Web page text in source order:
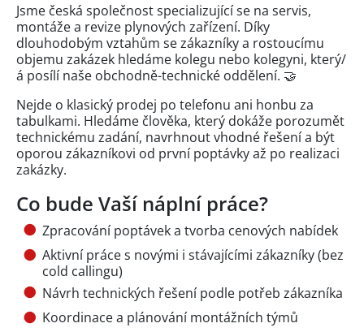
Jsme česká společnost specializující se na servis,
montáže a revize plynových zařízení. Díky
dlouhodobým vztahům se zákazníky a rostoucímu
objemu zakázek hledáme kolegu nebo kolegyni, který/
á posílí naše obchodně-technické oddělení. 🤝
Nejde o klasický prodej po telefonu ani honbu za
tabulkami. Hledáme člověka, který dokáže porozumět
technickému zadání, navrhnout vhodné řešení a být
oporou zákazníkovi od první poptávky až po realizaci
zakázky.
Co bude Vaší náplní práce?
Zpracování poptávek a tvorba cenových nabídek
Aktivní práce s novými i stávajícími zákazníky (bez
cold callingu)
Návrh technických řešení podle potřeb zákazníka
Koordinace a plánování montážních týmů